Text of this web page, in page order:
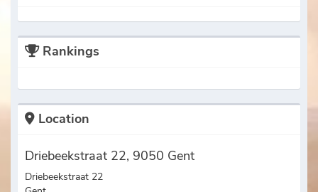
Rankings
Location
Driebeekstraat 22, 9050 Gent
Driebeekstraat 22